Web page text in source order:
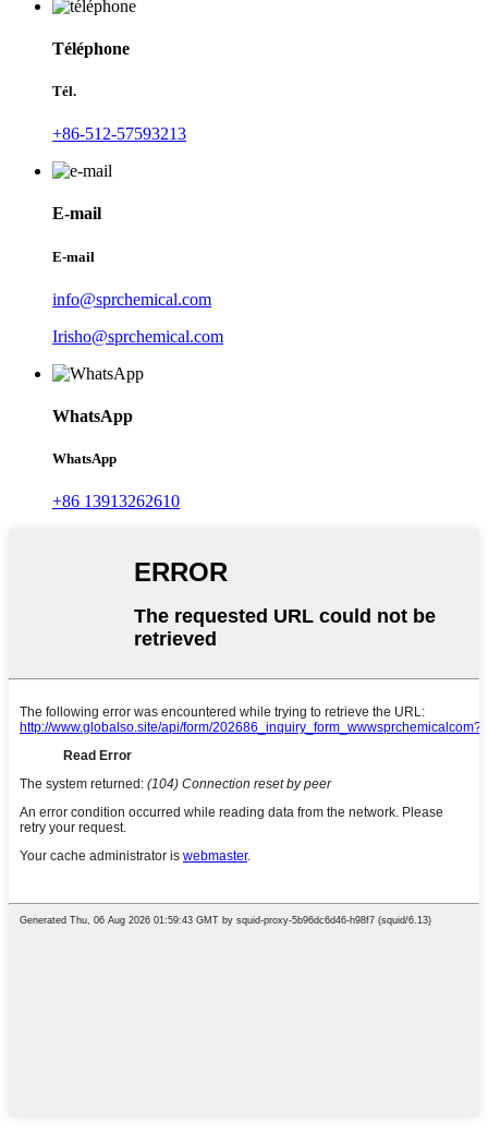
Téléphone
Tél.
+86-512-57593213
E-mail
E-mail
info@sprchemical.com
Irisho@sprchemical.com
WhatsApp
WhatsApp
+86 13913262610